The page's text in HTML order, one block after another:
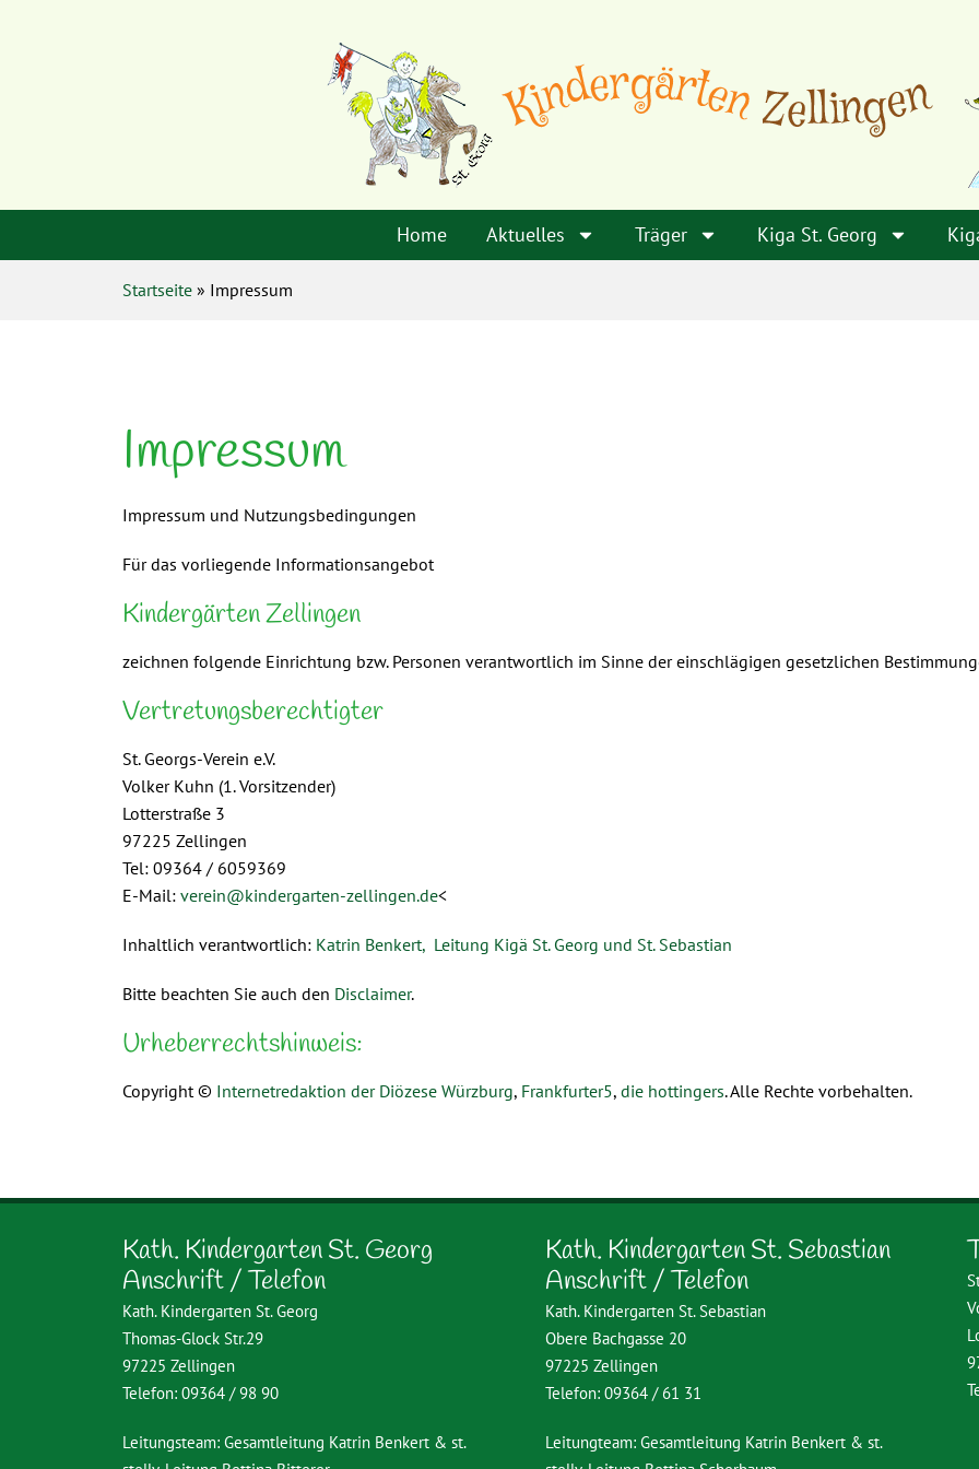
Home Aktuelles Träger Kiga St. Georg
Startseite » Impressum
Impressum
Impressum und Nutzungsbedingungen
Für das vorliegende Informationsangebot
Kindergärten Zellingen
zeichnen folgende Einrichtung bzw. Personen verantwortlich im Sinne der einschlägigen gesetzlichen
Vertretungsberechtigter
St. Georgs-Verein e.V.
Volker Kuhn (1. Vorsitzender)
Lotterstraße 3
97225 Zellingen
Tel: 09364 / 6059369
E-Mail: verein@kindergarten-zellingen.de<
Inhaltlich verantwortlich: Katrin Benkert, Leitung Kigä St. Georg und St. Sebastian
Bitte beachten Sie auch den Disclaimer.
Urheberrechtshinweis:
Copyright © Internetredaktion der Diözese Würzburg, Frankfurter5, die hottingers. Alle Rechte vorbehalten.
Kath. Kindergarten St. Georg
Anschrift / Telefon
Kath. Kindergarten St. Georg
Thomas-Glock Str.29
97225 Zellingen
Telefon: 09364 / 98 90
Leitungsteam: Gesamtleitung Katrin Benkert & st.
Kath. Kindergarten St. Sebastian
Anschrift / Telefon
Kath. Kindergarten St. Sebastian
Obere Bachgasse 20
97225 Zellingen
Telefon: 09364 / 61 31
Leitungteam: Gesamtleitung Katrin Benkert & st.